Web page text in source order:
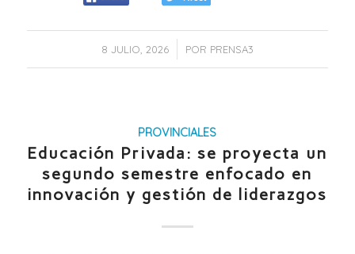
8 JULIO, 2026
/ POR PRENSA3
PROVINCIALES
Educación Privada: se proyecta un
segundo semestre enfocado en
innovación y gestión de liderazgos